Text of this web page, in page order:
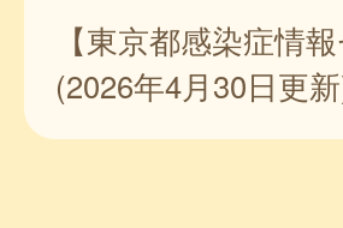
【東京都感染症情
(2026年4月30日更